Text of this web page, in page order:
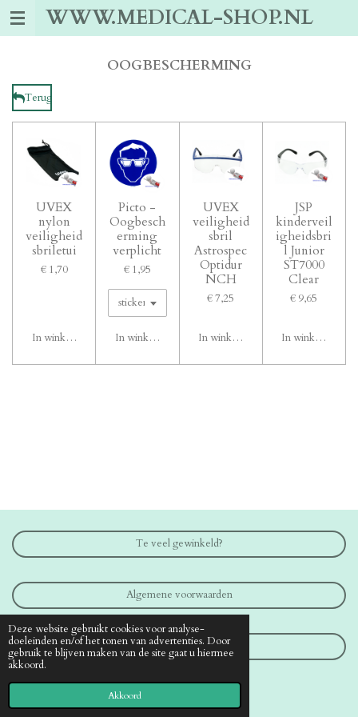
Deze website gebruikt cookies voor analyse-
doeleinden en/of het tonen van advertenties. Door
gebruik te blijven maken van de site gaat u hiermee
akkoord.
Akkoord
Ga
WWW.MEDICAL-SHOP.NL
OOGBESCHERMING
Terug
UVEX
nylon
veiligheid
sbriletui
€ 1,70
In winkelwagen
Picto -
Oogbesch
erming
verplicht
€ 1,95
In winkelwagen
UVEX
veiligheid
sbril
Astrospec
Optidur
NCH
€ 7,25
In winkelwagen
JSP
kinderveil
igheidsbri
l Junior
ST7000
Clear
€ 9,65
In winkelwagen
Te veel gewinkeld?
Algemene voorwaarden
Contact
© 2019 - 2026 www.medical-shop.nl